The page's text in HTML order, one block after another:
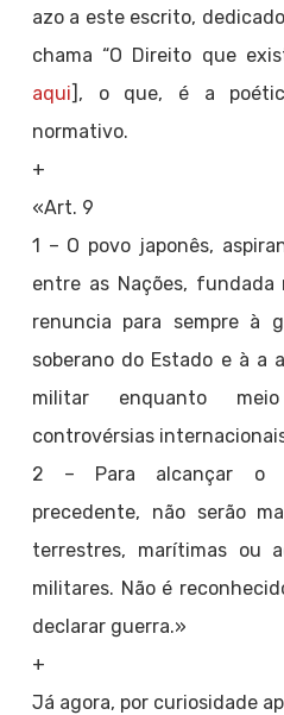
azo a este escrito,
chama “O Direito que
aqui], o que, é a
normativo.
+
«Art. 9
1 – O povo japonês,
entre as Nações,
renuncia para sempre à
soberano do Estado e à a
militar enquanto
controvérsias
2 – Para alcançar o
precedente, não serão
terrestres, marítimas ou
militares. Não é
declarar guerra.»
+
Já agora, por curiosidade